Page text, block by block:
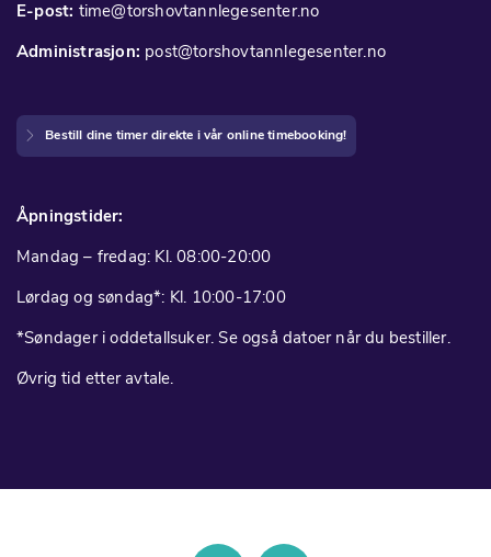
E-post: time@torshovtannlegesenter.no
Administrasjon: post@torshovtannlegesenter.no
Bestill dine timer direkte i vår online timebooking!
Åpningstider:
Mandag – fredag: Kl. 08:00-20:00
Lørdag og søndag*: Kl. 10:00-17:00
*Søndager i oddetallsuker. Se også datoer når du bestiller.
Øvrig tid etter avtale.